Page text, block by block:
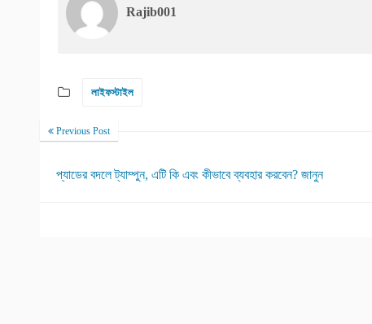
Rajib001
লাইফস্টাইল
Previous Post
প্যাডের বদলে ট্যাম্পুন, এটি কি এবং কীভাবে ব্যবহার করবেন? জানুন